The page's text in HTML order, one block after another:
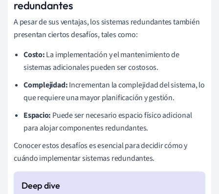
redundantes
A pesar de sus ventajas, los sistemas redundantes también
presentan ciertos desafíos, tales como:
Costo:La implementación y el mantenimiento de
sistemas adicionales pueden ser costosos.
Complejidad:Incrementan la complejidad del sistema, lo
que requiere una mayor planificación y gestión.
Espacio: Puede ser necesario espacio físico adicional
para alojar componentes redundantes.
Conocer estos desafíos es esencial para decidir cómo y
cuándo implementar sistemas redundantes.